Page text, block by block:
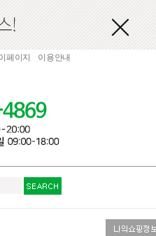
페이지 이용안내